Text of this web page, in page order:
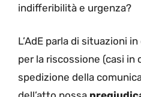
indifferibilità e urgenza?
L’AdE parla di situazioni
per la riscossione (casi in
spedizione della